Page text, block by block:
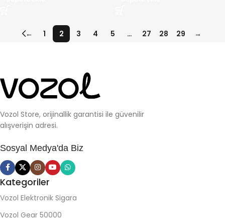
← 1 2 3 4 5 … 27 28 29 →
Vozol Store, orijinallik garantisi ile güvenilir
alışverişin adresi.
Sosyal Medya'da Biz
Kategoriler
Vozol Elektronik Sigara
Vozol Gear 50000